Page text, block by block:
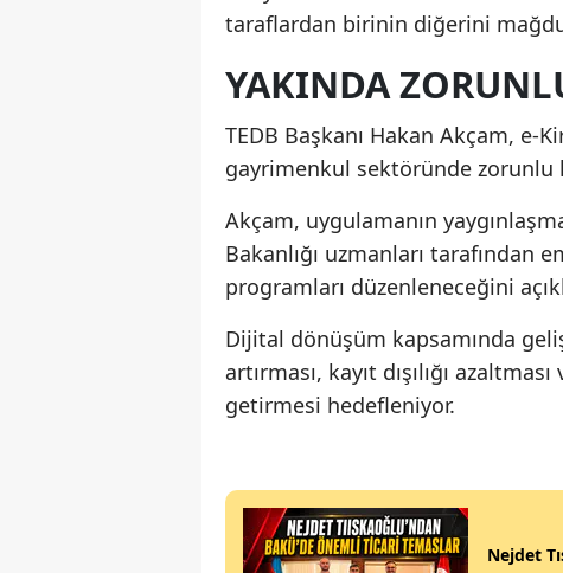
taraflardan birinin diğerini
YAKINDA
TEDB Başkanı Hakan Akçam, e-
gayrimenkul sektöründe
Akçam, uygulamanın
Bakanlığı uzmanları tarafından
programları düzenleneceğini
Dijital dönüşüm kapsamında
artırması, kayıt dışılığı
getirmesi hedefleniyor.
Nejdet